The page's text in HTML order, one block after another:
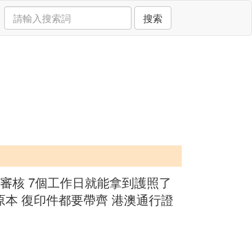
搜索
核 7個工作日就能拿到護照了
復印件都要帶齊 港澳通行證